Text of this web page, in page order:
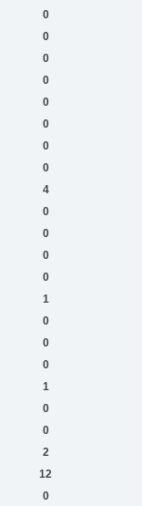
0
0
0
0
0
0
0
0
4
0
0
0
0
1
0
0
0
1
0
0
2
12
0